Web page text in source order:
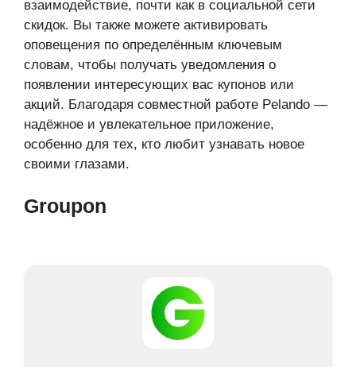
взаимодействие, почти как в социальной сети
скидок. Вы также можете активировать
оповещения по определённым ключевым
словам, чтобы получать уведомления о
появлении интересующих вас купонов или
акций. Благодаря совместной работе Pelando —
надёжное и увлекательное приложение,
особенно для тех, кто любит узнавать новое
своими глазами.
Groupon